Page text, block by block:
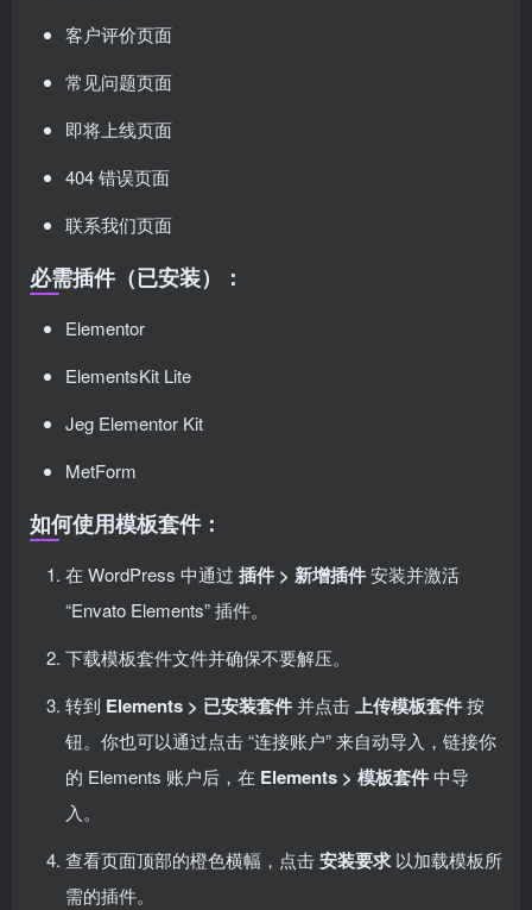
客户评价页面
常见问题页面
即将上线页面
404 错误页面
联系我们页面
必需插件（已安装）：
Elementor
ElementsKit Lite
Jeg Elementor Kit
MetForm
如何使用模板套件：
在 WordPress 中通过 插件 > 新增插件安装并激活
“Envato Elements” 插件。
下载模板套件文件并确保不要解压。
转到 Elements > 已安装套件并点击上传模板套件按
钮。你也可以通过点击 “连接账户” 来自动导入，链接你
的 Elements 账户后，在 Elements > 模板套件中导
入。
查看页面顶部的橙色横幅，点击安装要求 以加载模板所
需的插件。